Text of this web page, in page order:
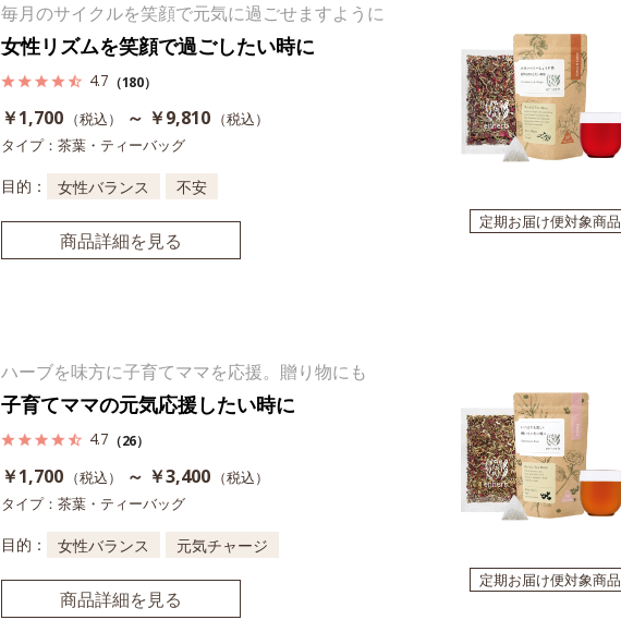
毎月のサイクルを笑顔で元気に過ごせますように
女性リズムを笑顔で過ごしたい時に
4.7 （180）
￥1,700 （税込） ～ ￥9,810 （税込）
タイプ：茶葉・ティーバッグ
目的： 女性バランス 不安
商品詳細を見る
定期お届け便対象商品
ハーブを味方に子育てママを応援。贈り物にも
子育てママの元気応援したい時に
4.7 （26）
￥1,700 （税込） ～ ￥3,400 （税込）
タイプ：茶葉・ティーバッグ
目的： 女性バランス 元気チャージ
商品詳細を見る
定期お届け便対象商品